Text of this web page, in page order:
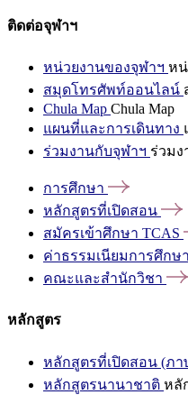
ติดต่อจุฬาฯ
หน่วยงานของจุฬาฯ ห
สมุดโทรศัพท์ออนไลน์
Chula Map Chula Map
แผนที่และการเดินทาง
ร่วมงานกับจุฬาฯ ร่วม
การศึกษา
หลักสูตรที่เปิดสอน
สมัครเข้าศึกษา TCAS
ค่าธรรมเนียมการศึกษา
คณะและสำนักวิชา
หลักสูตร
หลักสูตรที่เปิดสอน (ภา
หลักสูตรนานาชาติ หลั